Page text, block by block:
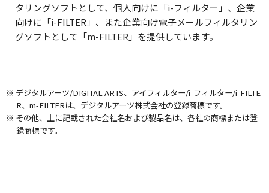
タリングソフトとして、個人向けに「i-フィルター」、企業
向けに「i-FILTER」、また企業向け電子メールフィルタリン
グソフトとして「m-FILTER」を提供しています。
※ デジタルアーツ/DIGITAL ARTS、アイフィルター/i-フィルター/i-FILTE
R、m-FILTERは、デジタルアーツ株式会社の登録商標です。
※ その他、上に記載された会社名および製品名は、各社の商標または登
録商標です。